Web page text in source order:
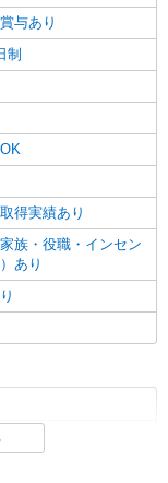
与あり
制
得実績あり
族・役職・インセン
あり